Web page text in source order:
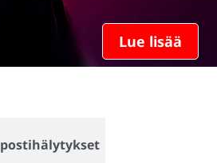
Lue lisää